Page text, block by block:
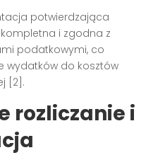
potwierdzająca
i zgodna z
podatkowymi, co
wydatków do kosztów
[2].
rozliczanie i